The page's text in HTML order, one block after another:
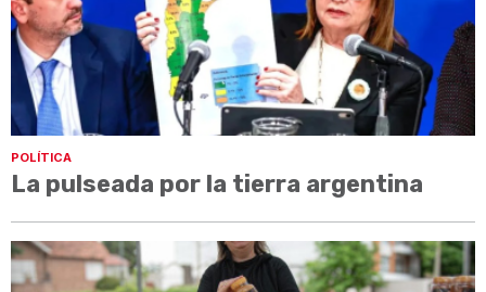
POLÍTICA
La pulseada por la tierra argentina